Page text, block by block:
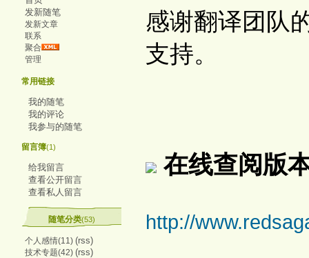
发新随笔
发新文章
联系
聚合
管理
常用链接
我的随笔
我的评论
我参与的随笔
留言簿(1)
给我留言
查看公开留言
查看私人留言
随笔分类(53)
个人感情(11) (rss)
技术专题(42) (rss)
感谢翻译团队
支持。
在线查阅版
http://